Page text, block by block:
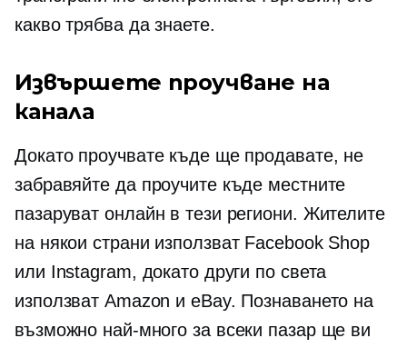
какво трябва да знаете.
Извършете проучване на
канала
Докато проучвате къде ще продавате, не
забравяйте да проучите къде местните
пазаруват онлайн в тези региони. Жителите
на някои страни използват Facebook Shop
или Instagram, докато други по света
използват Amazon и eBay. Познаването на
възможно най-много за всеки пазар ще ви